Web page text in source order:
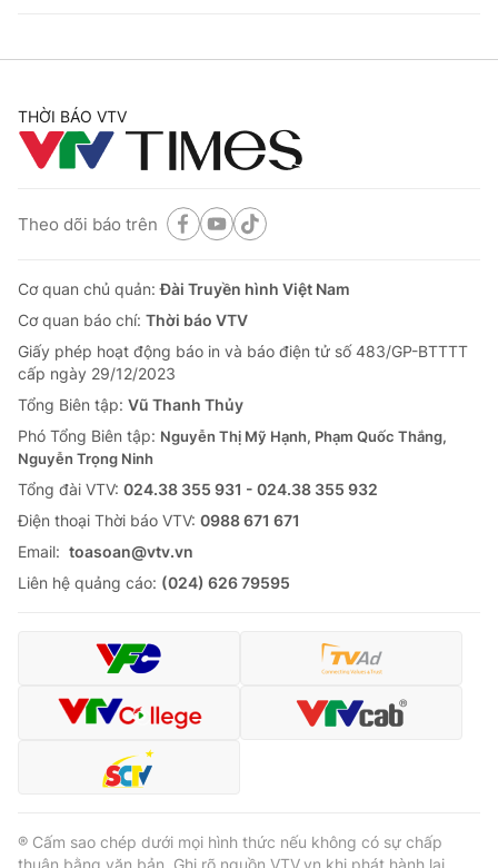
THỜI BÁO VTV
Theo dõi báo trên
Cơ quan chủ quản:Đài Truyền hình Việt Nam
Cơ quan báo chí: Thời báo VTV
Giấy phép hoạt động báo in và báo điện tử số 483/GP-BTTTT
cấp ngày 29/12/2023
Tổng Biên tập: Vũ Thanh Thủy
Phó Tổng Biên tập: Nguyễn Thị Mỹ Hạnh, Phạm Quốc Thắng,
Nguyễn Trọng Ninh
Tổng đài VTV: 024.38 355 931 - 024.38 355 932
Ðiện thoại Thời báo VTV: 0988 671 671
Email: toasoan@vtv.vn
Liên hệ quảng cáo: (024) 626 79595
® Cấm sao chép dưới mọi hình thức nếu không có sự chấp